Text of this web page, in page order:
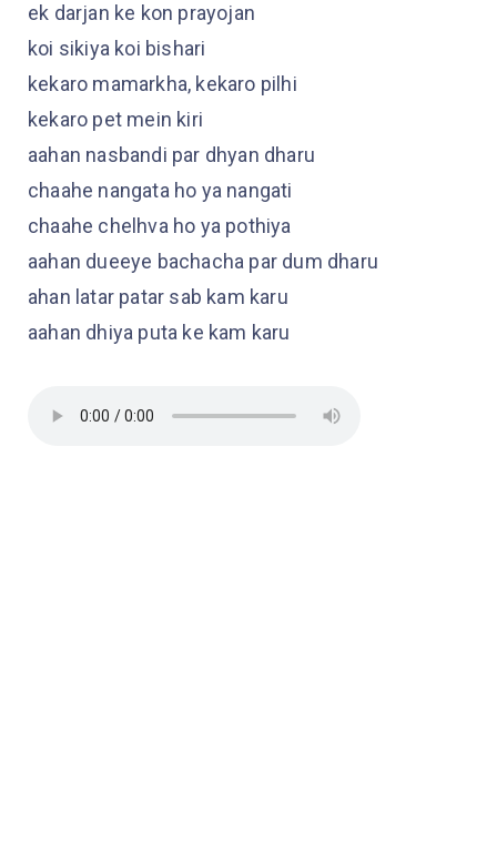
ek darjan ke kon prayojan
koi sikiya koi bishari
kekaro mamarkha, kekaro pilhi
kekaro pet mein kiri
aahan nasbandi par dhyan dharu
chaahe nangata ho ya nangati
chaahe chelhva ho ya pothiya
aahan dueeye bachacha par dum dharu
ahan latar patar sab kam karu
aahan dhiya puta ke kam karu